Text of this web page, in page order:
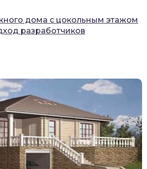
дома с цокольным этажом
разработчиков